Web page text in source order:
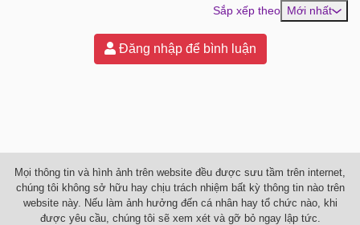
Sắp xếp theo Mới nhất
Đăng nhập để bình luận
Mọi thông tin và hình ảnh trên website đều được sưu tầm trên internet,
chúng tôi không sở hữu hay chịu trách nhiệm bất kỳ thông tin nào trên
website này. Nếu làm ảnh hưởng đến cá nhân hay tổ chức nào, khi
được yêu cầu, chúng tôi sẽ xem xét và gỡ bỏ ngay lập tức.